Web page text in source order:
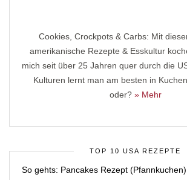
Cookies, Crockpots & Carbs: Mit
amerikanische Rezepte & Esskultur
mich seit über 25 Jahren quer durch die
Kulturen lernt man am besten in
oder? » Mehr
TOP 10 USA REZEPTE
So gehts: Pancakes Rezept